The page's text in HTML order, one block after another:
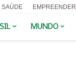
SAÚDE EMPREENDER
MUNDO